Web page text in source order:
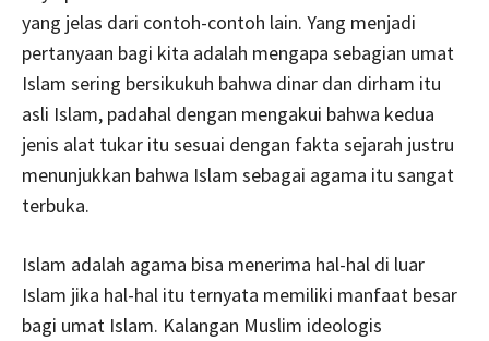
yang jelas dari contoh-contoh lain. Yang menjadi
pertanyaan bagi kita adalah mengapa sebagian umat
Islam sering bersikukuh bahwa dinar dan dirham itu
asli Islam, padahal dengan mengakui bahwa kedua
jenis alat tukar itu sesuai dengan fakta sejarah justru
menunjukkan bahwa Islam sebagai agama itu sangat
terbuka.
Islam adalah agama bisa menerima hal-hal di luar
Islam jika hal-hal itu ternyata memiliki manfaat besar
bagi umat Islam. Kalangan Muslim ideologis